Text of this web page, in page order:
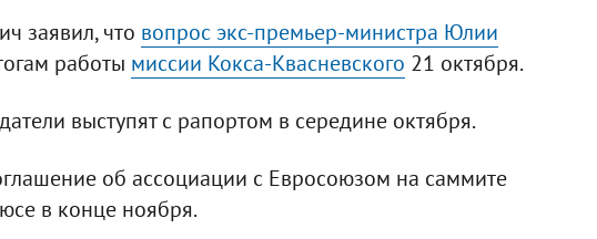
заявил, что вопрос экс-премьер-министра Юлии
работы миссии Кокса-Квасневского 21 октября.
выступят с рапортом в середине октября.
об ассоциации с Евросоюзом на саммите
в конце ноября.